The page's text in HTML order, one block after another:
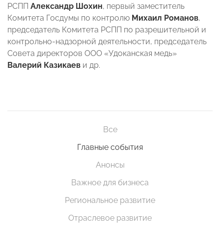
РСПП Александр Шохин, первый заместитель
Комитета Госдумы по контролю Михаил Романов,
председатель Комитета РСПП по разрешительной и
контрольно-надзорной деятельности, председатель
Совета директоров ООО «Удоканская медь»
Валерий Казикаев и др.
Все
Главные события
Анонсы
Важное для бизнеса
Региональное развитие
Отраслевое развитие